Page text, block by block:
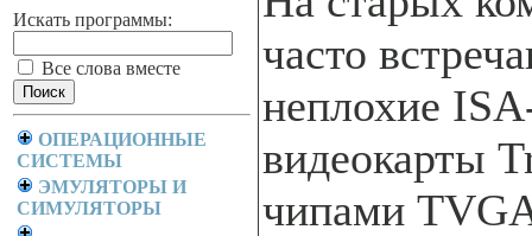
Искать программы:
Все слова вместе
ОПЕРАЦИОННЫЕ
СИСТЕМЫ
ЭМУЛЯТОРЫ И
СИМУЛЯТОРЫ
часто
неплохие
видеокарты
чипами